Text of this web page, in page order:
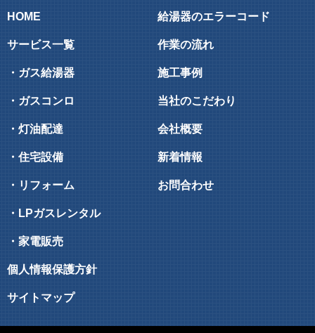
HOME
サービス一覧
・ガス給湯器
・ガスコンロ
・灯油配達
・住宅設備
・リフォーム
・LPガスレンタル
・家電販売
給湯器のエラーコード
作業の流れ
施工事例
当社のこだわり
会社概要
新着情報
お問合わせ
個人情報保護方針
サイトマップ